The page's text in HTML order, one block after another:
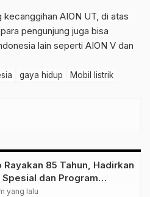
kecanggihan AION UT, di atas
pengunjung juga bisa
lain seperti AION V dan
gaya hidup
Mobil listrik
Rayakan 85 Tahun, Hadirkan
Spesial dan Program
yang lalu